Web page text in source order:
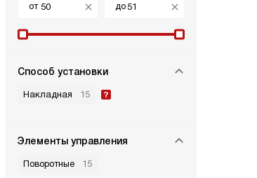
от до
Способ установки
Накладная 15
Элементы управления
Поворотные 15